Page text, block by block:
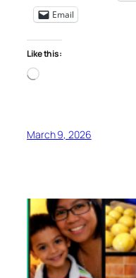
Email
Like this:
Loading…
March 9, 2026